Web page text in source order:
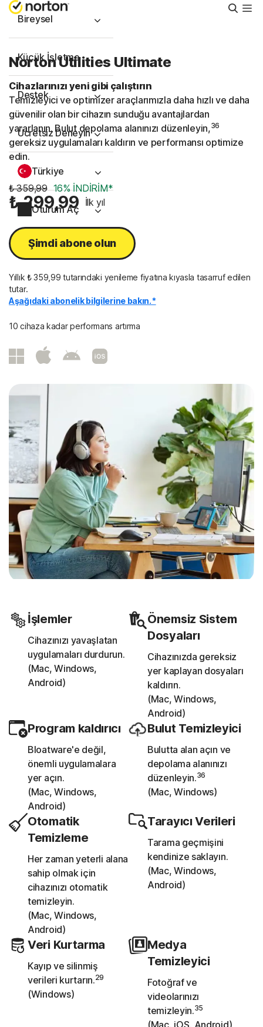
Bireysel
Küçük İşletme
Destek
Ücretsiz Deneyin
Türkiye
Oturum Aç
Norton Utilities Ultimate
Cihazlarınızı yeni gibi çalıştırın
Temizleyici ve optimizer araçlarımızla daha hızlı ve daha
güvenilir olan bir cihazın sunduğu avantajlardan
yararlanın. Bulut depolama alanınızı düzenleyin,36
gereksiz uygulamaları kaldırın ve performansı optimize
edin.
₺ 359,99 16% İNDİRİM*
₺ 299,99 İlk yıl
Şimdi abone olun
Yıllık ₺ 359,99 tutarındaki yenileme fiyatına kıyasla tasarruf edilen
tutar.
Aşağıdaki abonelik bilgilerine bakın.*
10 cihaza kadar performans artırma
İşlemler
Cihazınızı yavaşlatan
uygulamaları durdurun.
(Mac, Windows,
Android)
Önemsiz Sistem
Dosyaları
Cihazınızda gereksiz
yer kaplayan dosyaları
kaldırın.
(Mac, Windows,
Android)
Program kaldırıcı
Bloatware'e değil,
önemli uygulamalara
yer açın.
(Mac, Windows,
Android)
Bulut Temizleyici
Bulutta alan açın ve
depolama alanınızı
düzenleyin.36
(Mac, Windows)
Otomatik
Temizleme
Her zaman yeterli alana
sahip olmak için
cihazınızı otomatik
temizleyin.
(Mac, Windows,
Android)
Tarayıcı Verileri
Tarama geçmişini
kendinize saklayın.
(Mac, Windows,
Android)
Veri Kurtarma
Kayıp ve silinmiş
verileri kurtarın.29
(Windows)
Medya
Temizleyici
Fotoğraf ve
videolarınızı
temizleyin.35
(Mac, iOS, Android)